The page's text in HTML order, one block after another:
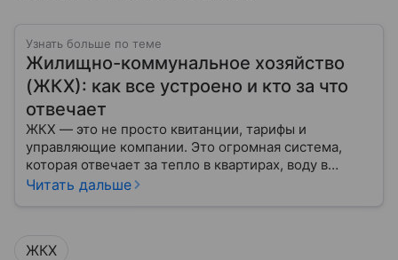
Узнать больше по теме
Жилищно-коммунальное хозяйство
(ЖКХ): как все устроено и кто за что
отвечает
ЖКХ — это не просто квитанции, тарифы и
управляющие компании. Это огромная система,
которая отвечает за тепло в квартирах, воду в
кране, освещение улиц и чистоту во дворах.
Читать дальше
ЖКХ